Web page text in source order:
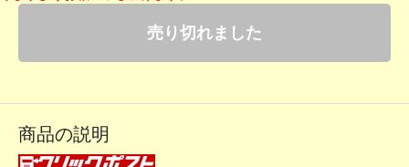
売り切れました
商品の説明